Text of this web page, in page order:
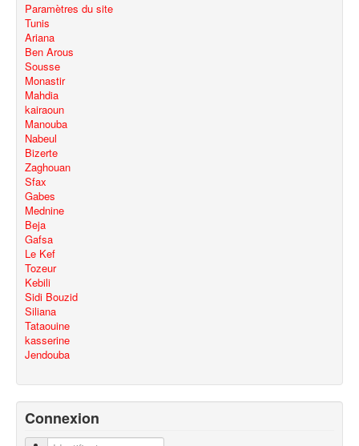
Paramètres du site
Tunis
Ariana
Ben Arous
Sousse
Monastir
Mahdia
kairaoun
Manouba
Nabeul
Bizerte
Zaghouan
Sfax
Gabes
Mednine
Beja
Gafsa
Le Kef
Tozeur
Kebili
Sidi Bouzid
Siliana
Tataouine
kasserine
Jendouba
Connexion